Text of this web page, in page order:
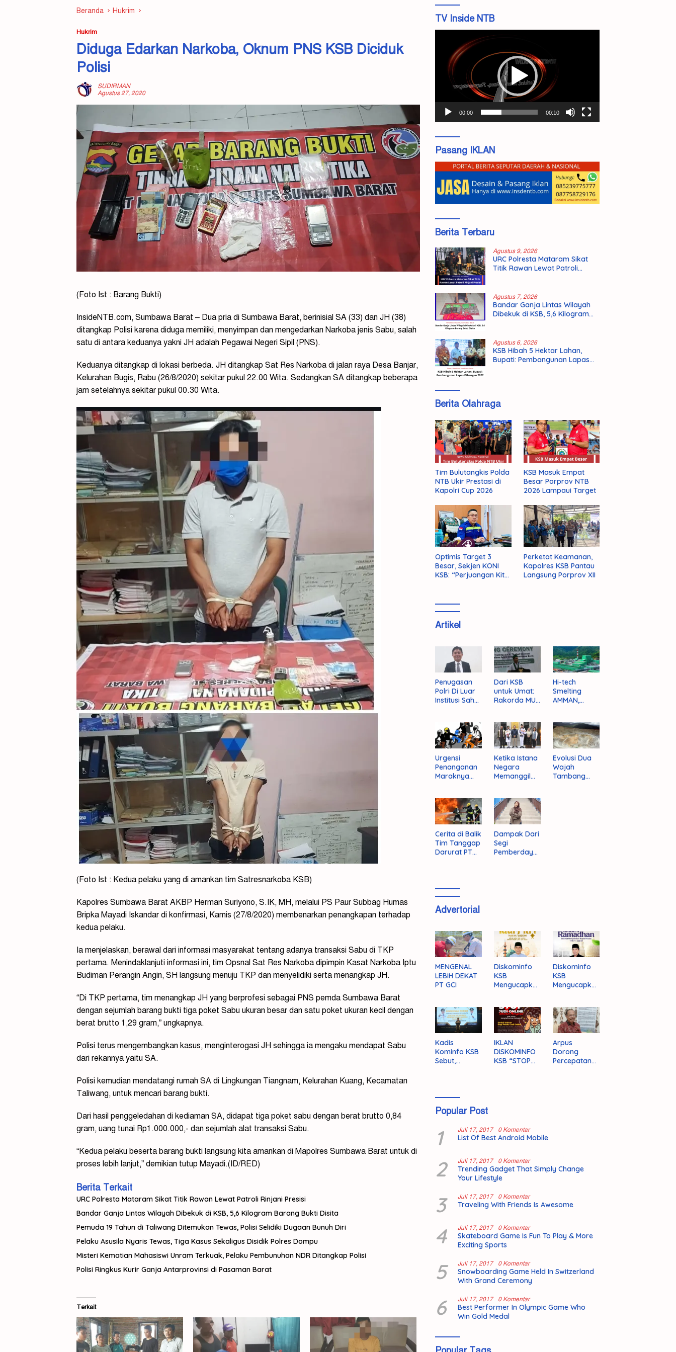
Beranda Hukrim
Hukrim
Diduga Edarkan Narkoba, Oknum PNS KSB Diciduk
Polisi
SUDIRMAN
Agustus 27, 2020
(Foto Ist : Barang Bukti)
InsideNTB.com, Sumbawa Barat – Dua pria di Sumbawa Barat, berinisial SA (33) dan JH (38)
ditangkap Polisi karena diduga memiliki, menyimpan dan mengedarkan Narkoba jenis Sabu, salah
satu di antara keduanya yakni JH adalah Pegawai Negeri Sipil (PNS).
Keduanya ditangkap di lokasi berbeda. JH ditangkap Sat Res Narkoba di jalan raya Desa Banjar,
Kelurahan Bugis, Rabu (26/8/2020) sekitar pukul 22.00 Wita. Sedangkan SA ditangkap beberapa
jam setelahnya sekitar pukul 00.30 Wita.
(Foto Ist : Kedua pelaku yang di amankan tim Satresnarkoba KSB)
Kapolres Sumbawa Barat AKBP Herman Suriyono, S.IK, MH, melalui PS Paur Subbag Humas
Bripka Mayadi Iskandar di konfirmasi, Kamis (27/8/2020) membenarkan penangkapan terhadap
kedua pelaku.
Ia menjelaskan, berawal dari informasi masyarakat tentang adanya transaksi Sabu di TKP
pertama. Menindaklanjuti informasi ini, tim Opsnal Sat Res Narkoba dipimpin Kasat Narkoba Iptu
Budiman Perangin Angin, SH langsung menuju TKP dan menyelidiki serta menangkap JH.
“Di TKP pertama, tim menangkap JH yang berprofesi sebagai PNS pemda Sumbawa Barat
dengan sejumlah barang bukti tiga poket Sabu ukuran besar dan satu poket ukuran kecil dengan
berat brutto 1,29 gram,” ungkapnya.
Polisi terus mengembangkan kasus, menginterogasi JH sehingga ia mengaku mendapat Sabu
dari rekannya yaitu SA.
Polisi kemudian mendatangi rumah SA di Lingkungan Tiangnam, Kelurahan Kuang, Kecamatan
Taliwang, untuk mencari barang bukti.
Dari hasil penggeledahan di kediaman SA, didapat tiga poket sabu dengan berat brutto 0,84
gram, uang tunai Rp1.000.000,- dan sejumlah alat transaksi Sabu.
“Kedua pelaku beserta barang bukti langsung kita amankan di Mapolres Sumbawa Barat untuk di
proses lebih lanjut,” demikian tutup Mayadi.(ID/RED)
Berita Terkait
URC Polresta Mataram Sikat Titik Rawan Lewat Patroli Rinjani Presisi
Bandar Ganja Lintas Wilayah Dibekuk di KSB, 5,6 Kilogram Barang Bukti Disita
Pemuda 19 Tahun di Taliwang Ditemukan Tewas, Polisi Selidiki Dugaan Bunuh Diri
Pelaku Asusila Nyaris Tewas, Tiga Kasus Sekaligus Disidik Polres Dompu
Misteri Kematian Mahasiswi Unram Terkuak, Pelaku Pembunuhan NDR Ditangkap Polisi
Polisi Ringkus Kurir Ganja Antarprovinsi di Pasaman Barat
Terkait
TV Inside NTB
00:00 00:10
Pasang IKLAN
Berita Terbaru
Agustus 9, 2026
URC Polresta Mataram Sikat
Titik Rawan Lewat Patroli
Agustus 7, 2026
Bandar Ganja Lintas Wilayah
Dibekuk di KSB, 5,6 Kilogram
Agustus 6, 2026
KSB Hibah 5 Hektar Lahan,
Bupati: Pembangunan Lapas
Berita Olahraga
Tim Bulutangkis Polda
NTB Ukir Prestasi di
Kapolri Cup 2026
KSB Masuk Empat
Besar Porprov NTB
2026 Lampaui Target
Optimis Target 3
Besar, Sekjen KONI
KSB: “Perjuangan Kita
Perketat Keamanan,
Kapolres KSB Pantau
Langsung Porprov XII
Artikel
Penugasan
Polri Di Luar
Institusi Sah
Hukum
Administrasi
Negara
Dari KSB
untuk Umat:
Rakorda MUI
Kebangkitan
Moral Para
Ulama
Hi-tech
Smelting
AMMAN,
Rajai
Produsen
Tembaga
Dunia
Urgensi
Penanganan
Maraknya
Sumbawa
Barat
Ketika Istana
Negara
Memanggil
Evolusi Dua
Wajah
Tambang
Cerita di Balik
Tim Tanggap
Darurat PT
Dampak Dari
Segi
Pemberdaya
Advertorial
MENGENAL
LEBIH DEKAT
PT GCI
Diskominfo
KSB
Mengucapka
Idul Fitri 1446
H/2025 M
Diskominfo
KSB
Mengucapka
Ibadah Puasa
1446 H/2025
M
Kadis
Kominfo KSB
Sebut,
IKLAN
DISKOMINFO
KSB “STOP
Arpus
Dorong
Percepatan
Popular Post
1 Juli 17, 2017 0 Komentar
List Of Best Android Mobile
2 Juli 17, 2017 0 Komentar
Trending Gadget That Simply Change
Your Lifestyle
3 Juli 17, 2017 0 Komentar
Traveling With Friends Is Awesome
4 Juli 17, 2017 0 Komentar
Skateboard Game Is Fun To Play & More
Exciting Sports
5 Juli 17, 2017 0 Komentar
Snowboarding Game Held In Switzerland
With Grand Ceremony
6 Juli 17, 2017 0 Komentar
Best Performer In Olympic Game Who
Win Gold Medal